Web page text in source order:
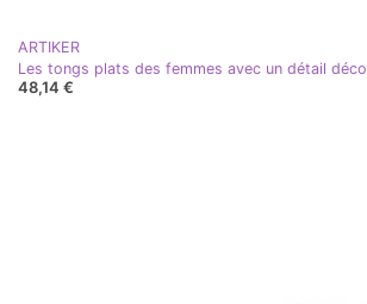
ARTIKER
48,14 €